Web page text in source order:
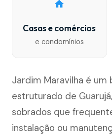
Casas e comércios
e condomínios
Jardim Maravilha é
estruturado de
sobrados que
instalação ou